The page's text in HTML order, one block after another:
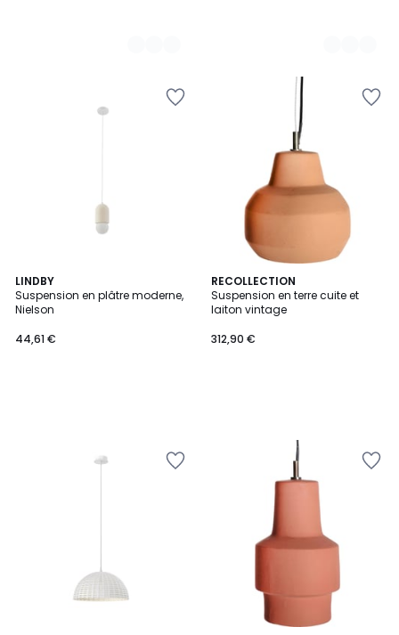
LINDBY
Suspension en plâtre moderne,
Nielson
44,61 €
RECOLLECTION
Suspension en terre cuite et
laiton vintage
312,90 €